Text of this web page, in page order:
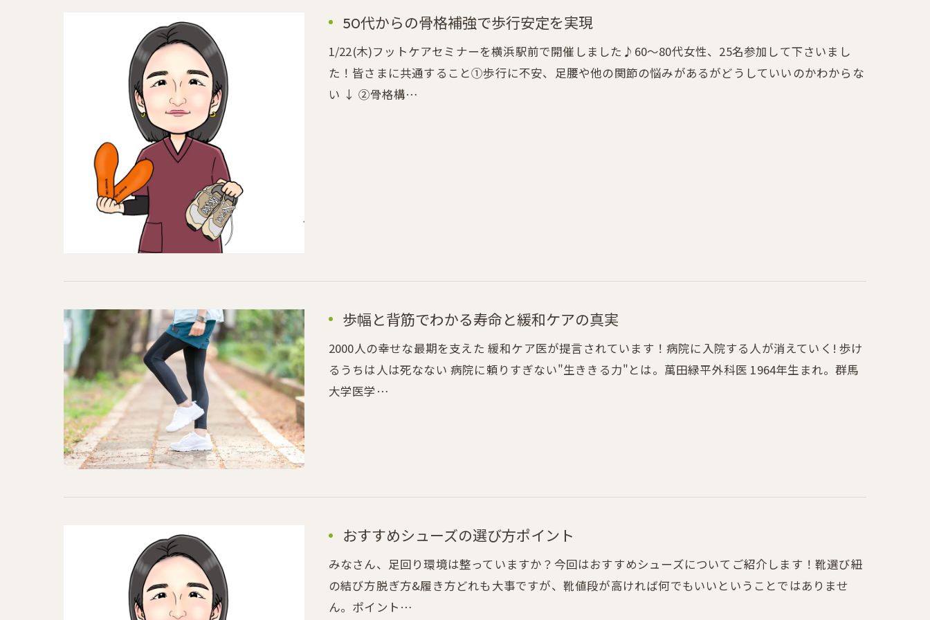
50代からの骨格補強で歩行安定を実現
1/22(木)フットケアセミナーを横浜駅前で開催しました♪60～80代女性、25名参加して下さいまし
た！皆さまに共通すること①歩行に不安、足腰や他の関節の悩みがあるがどうしていいのかわからな
い ↓ ②骨格構…
歩幅と背筋でわかる寿命と緩和ケアの真実
2000人の幸せな最期を支えた 緩和ケア医が提言されています！病院に入院する人が消えていく! 歩け
るうちは人は死なない 病院に頼りすぎない"生ききる力"とは。萬田緑平外科医 1964年生まれ。群馬
大学医学…
おすすめシューズの選び方ポイント
みなさん、足回り環境は整っていますか？今回はおすすめシューズについてご紹介します！靴選び紐
の結び方脱ぎ方&履き方どれも大事ですが、靴値段が高ければ何でもいいということではありませ
ん。ポイント…